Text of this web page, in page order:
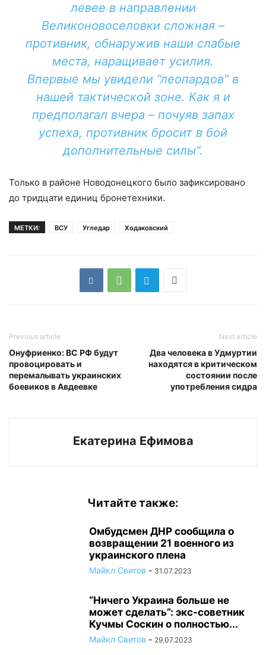
левее в направлении
Великоновоселовки сложная –
противник, обнаружив наши слабые
места, наращивает усилия.
Впервые мы увидели “леопардов” в
нашей тактической зоне. Как я и
предполагал вчера – почуяв запах
успеха, противник бросит в бой
дополнительные силы”.
Только в районе Новодонецкого было зафиксировано
до тридцати единиц бронетехники.
МЕТКИ: ВСУ Угледар Ходаковский
Previous article
Онуфриенко: ВС РФ будут
провоцировать и
перемалывать украинских
боевиков в Авдеевке
Next article
Два человека в Удмуртии
находятся в критическом
состоянии после
употребления сидра
Екатерина Ефимова
Читайте также:
Омбудсмен ДНР сообщила о
возвращении 21 военного из
украинского плена
Майкл Свитов - 31.07.2023
“Ничего Украина больше не
может сделать”: экс-советник
Кучмы Соскин о полностью...
Майкл Свитов - 29.07.2023